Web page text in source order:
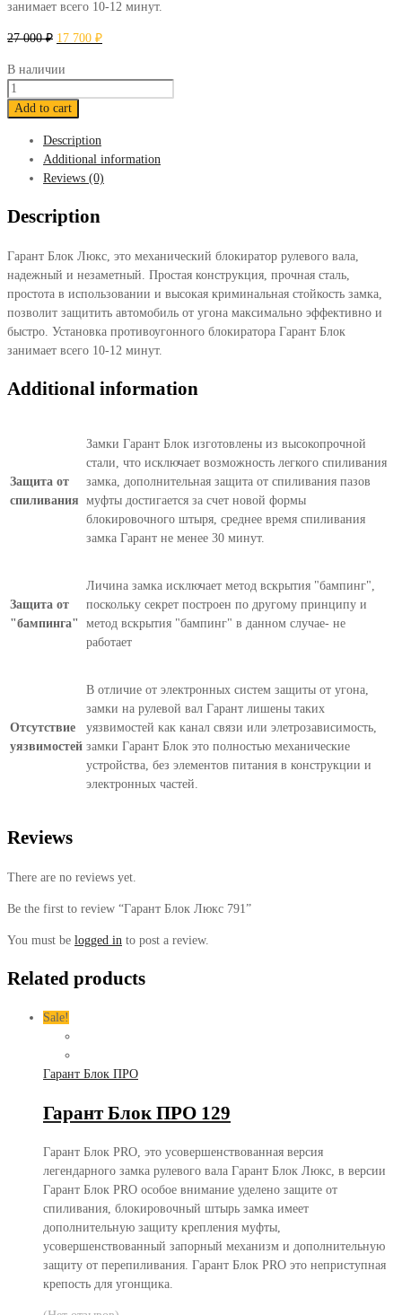
занимает всего 10-12 минут.
27 000₽ 17 700 ₽
В наличии
Гарант
Блок
quantity
Add to cart
Description
Additional information
Reviews (0)
Description
Гарант Блок Люкс, это механический блокиратор рулевого вала,
надежный и незаметный. Простая конструкция, прочная сталь,
простота в использовании и высокая криминальная стойкость замка,
позволит защитить автомобиль от угона максимально эффективно и
быстро. Установка противоугонного блокиратора Гарант Блок
занимает всего 10-12 минут.
Additional information
Защита от
спиливания
Замки Гарант Блок изготовлены из высокопрочной
стали, что исключает возможность легкого спиливания
замка, дополнительная защита от спиливания пазов
муфты достигается за счет новой формы
блокировочного штыря, среднее время спиливания
замка Гарант не менее 30 минут.
Защита от
"бампинга"
Личина замка исключает метод вскрытия "бампинг",
поскольку секрет построен по другому принципу и
метод вскрытия "бампинг" в данном случае- не
работает
Отсутствие
уязвимостей
В отличие от электронных систем защиты от угона,
замки на рулевой вал Гарант лишены таких
уязвимостей как канал связи или элетрозависимость,
замки Гарант Блок это полностью механические
устройства, без элементов питания в конструкции и
электронных частей.
Reviews
There are no reviews yet.
Be the first to review “Гарант Блок Люкс 791”
You must be logged in to post a review.
Related products
Sale!
Гарант Блок ПРО
Гарант Блок ПРО 129
Гарант Блок PRO, это усовершенствованная версия
легендарного замка рулевого вала Гарант Блок Люкс, в версии
Гарант Блок PRO особое внимание уделено защите от
спиливания, блокировочный штырь замка имеет
дополнительную защиту крепления муфты,
усовершенствованный запорный механизм и дополнительную
защиту от перепиливания. Гарант Блок PRO это неприступная
крепость для угонщика.